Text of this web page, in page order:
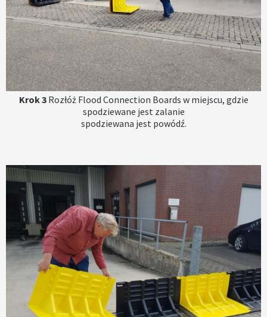
Krok 3Rozłóż Flood Connection Boards w miejscu, gdzie
spodziewane jest zalanie
spodziewana jest powódź.